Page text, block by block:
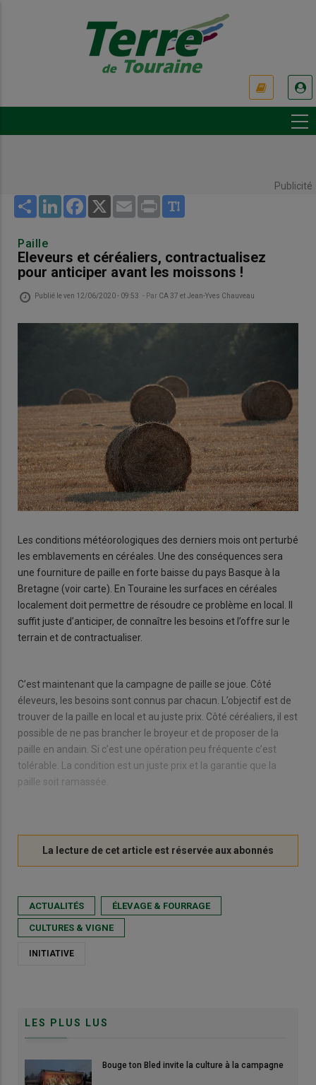
Publicité
Share LinkedInFacebook
X Email Print
Paille
Eleveurs et céréaliers, contractualisez
pour anticiper avant les moissons !
Publié leven 12/06/2020 - 09:53 - Par CA 37 et Jean-Yves Chauveau
Les conditions météorologiques des derniers mois ont perturbé
les emblavements en céréales. Une des conséquences sera
une fourniture de paille en forte baisse du pays Basque à la
Bretagne (voir carte). En Touraine les surfaces en céréales
localement doit permettre de résoudre ce problème en local. Il
suffit juste d’anticiper, de connaître les besoins et l’offre sur le
terrain et de contractualiser.
C’est maintenant que la campagne de paille se joue. Côté
éleveurs, les besoins sont connus par chacun. L’objectif est de
trouver de la paille en local et au juste prix. Côté céréaliers, il est
possible de ne pas brancher le broyeur et de proposer de la
paille en andain. Si c’est une opération peu fréquente c’est
tolérable. La condition est un juste prix et la garantie que la
paille soit ramassée.
ACTUALITÉS ÉLEVAGE & FOURRAGE
CULTURES & VIGNE
INITIATIVE
LES PLUS LUS
Bouge ton Bled invite la culture à la campagne